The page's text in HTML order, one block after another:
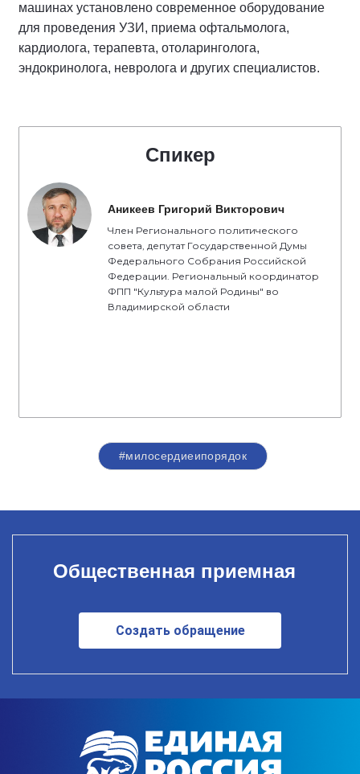
машинах установлено современное оборудование
для проведения УЗИ, приема офтальмолога,
кардиолога, терапевта, отоларинголога,
эндокринолога, невролога и других специалистов.
Спикер
Аникеев Григорий Викторович
Член Регионального политического
совета, депутат Государственной Думы
Федерального Собрания Российской
Федерации. Региональный координатор
ФПП "Культура малой Родины" во
Владимирской области
#милосердиеипорядок
Общественная приемная
Создать обращение